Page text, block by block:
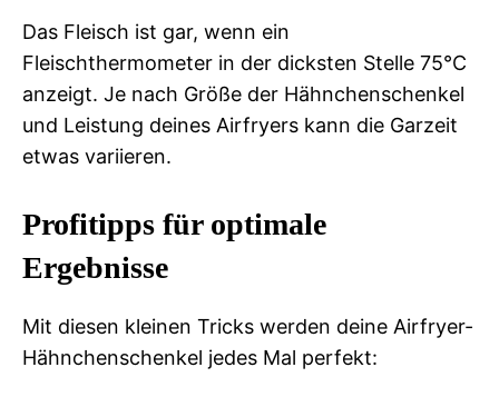
Das Fleisch ist gar, wenn ein
Fleischthermometer in der dicksten Stelle 75°C
anzeigt. Je nach Größe der Hähnchenschenkel
und Leistung deines Airfryers kann die Garzeit
etwas variieren.
Profitipps für optimale
Ergebnisse
Mit diesen kleinen Tricks werden deine Airfryer-
Hähnchenschenkel jedes Mal perfekt: